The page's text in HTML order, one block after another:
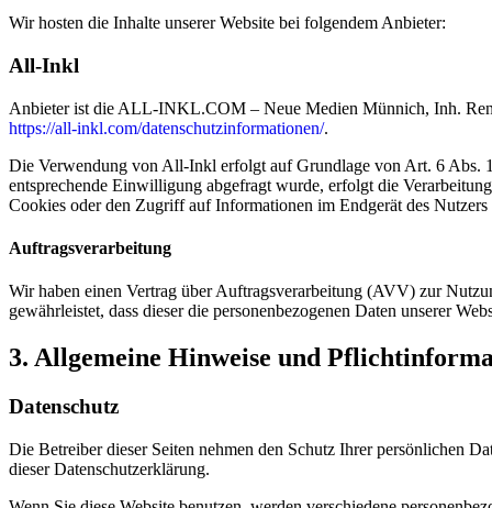
Wir hosten die Inhalte unserer Website bei folgendem Anbieter:
All-Inkl
Anbieter ist die ALL-INKL.COM – Neue Medien Münnich, Inh.
https://all-inkl.com/datenschutzinformationen/.
Die Verwendung von All-Inkl erfolgt auf Grundlage von Art. 6 Abs.
entsprechende Einwilligung abgefragt wurde, erfolgt die
Cookies oder den Zugriff auf Informationen im Endgerät des
Auftragsverarbeitung
Wir haben einen Vertrag über Auftragsverarbeitung (AVV) zur
gewährleistet, dass dieser die personenbezogenen Daten unserer
3. Allgemeine Hinweise und
Datenschutz
Die Betreiber dieser Seiten nehmen den Schutz Ihrer persönlichen
dieser Datenschutzerklärung.